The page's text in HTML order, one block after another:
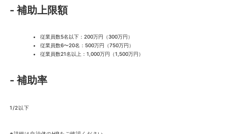
- 補助上限額
従業員数5名以下：200万円（300万円）
従業員数6〜20名：500万円（750万円）
従業員数21名以上：1,000万円（1,500万円）
- 補助率
1/2以下